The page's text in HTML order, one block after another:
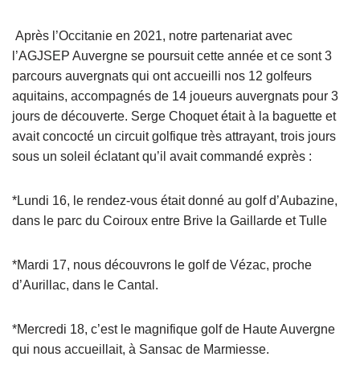
Après l’Occitanie en 2021, notre partenariat avec
l’AGJSEP Auvergne se poursuit cette année et ce sont 3
parcours auvergnats qui ont accueilli nos 12 golfeurs
aquitains, accompagnés de 14 joueurs auvergnats pour 3
jours de découverte. Serge Choquet était à la baguette et
avait concocté un circuit golfique très attrayant, trois jours
sous un soleil éclatant qu’il avait commandé exprès :
*Lundi 16, le rendez-vous était donné au golf d’Aubazine,
dans le parc du Coiroux entre Brive la Gaillarde et Tulle
*Mardi 17, nous découvrons le golf de Vézac, proche
d’Aurillac, dans le Cantal.
*Mercredi 18, c’est le magnifique golf de Haute Auvergne
qui nous accueillait, à Sansac de Marmiesse.